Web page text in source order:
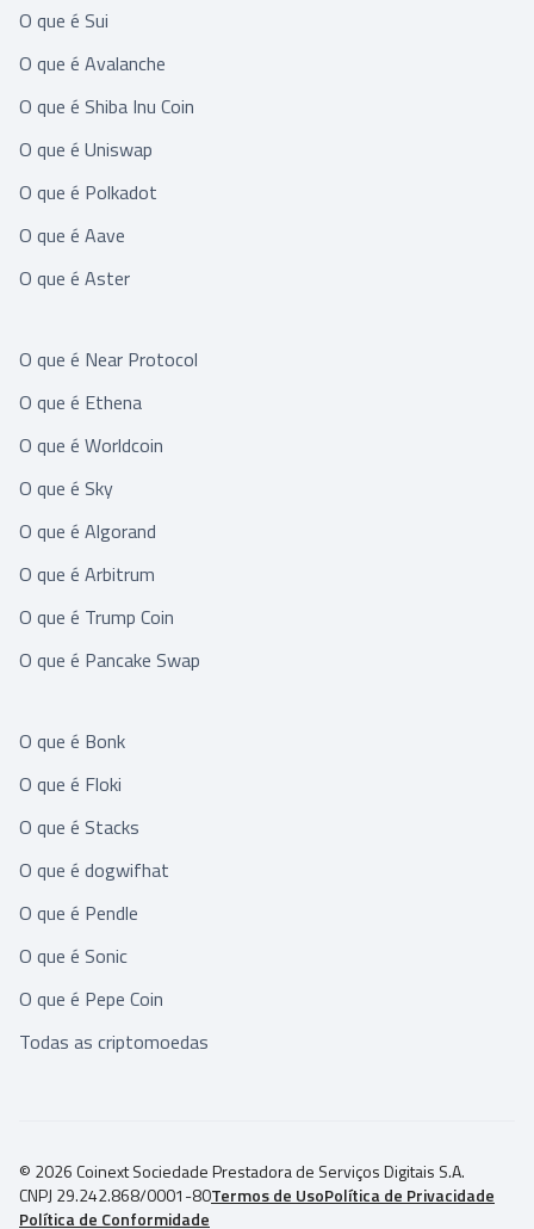
O que é Sui
O que é Avalanche
O que é Shiba Inu Coin
O que é Uniswap
O que é Polkadot
O que é Aave
O que é Aster
O que é Near Protocol
O que é Ethena
O que é Worldcoin
O que é Sky
O que é Algorand
O que é Arbitrum
O que é Trump Coin
O que é Pancake Swap
O que é Bonk
O que é Floki
O que é Stacks
O que é dogwifhat
O que é Pendle
O que é Sonic
O que é Pepe Coin
Todas as criptomoedas
© 2026 Coinext Sociedade Prestadora de Serviços Digitais S.A.
CNPJ 29.242.868/0001-80Termos de UsoPolítica de Privacidade
Política de Conformidade